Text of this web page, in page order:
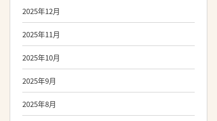
2025年12月
2025年11月
2025年10月
2025年9月
2025年8月